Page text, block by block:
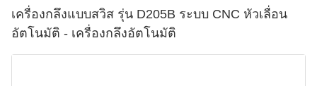
เครื่องกลึงแบบสวิส รุ่น D205B ระบบ CNC หัวเลื่อน
อัตโนมัติ - เครื่องกลึงอัตโนมัติ